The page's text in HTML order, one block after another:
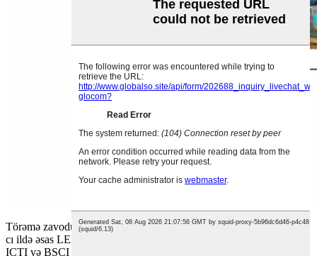
Törəmə zavodumuz SZ Nuo Wei Te Electronic Manufactory 2006-
cı ildə əsas LED işıqlandırma xətti ilə qurulmuşdur.
ICTI və BSCI auditlərindən keçən məhsullar.